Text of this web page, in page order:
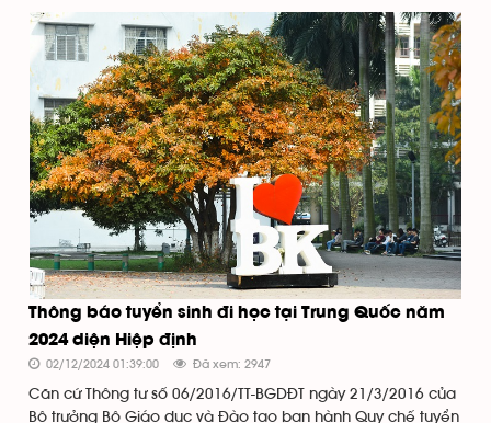
Thông báo tuyển sinh đi học tại Trung Quốc năm
2024 diện Hiệp định
02/12/2024 01:39:00 Đã xem: 2947
Căn cứ Thông tư số 06/2016/TT-BGDĐT ngày 21/3/2016 của
Bộ trưởng Bộ Giáo dục và Đào tạo ban hành Quy chế tuyển